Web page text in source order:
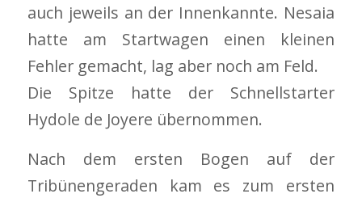
auch jeweils an der Innenkannte. Nesaia
hatte am Startwagen einen kleinen
Fehler gemacht, lag aber noch am Feld.
Die Spitze hatte der Schnellstarter
Hydole de Joyere übernommen.
Nach dem ersten Bogen auf der
Tribünengeraden kam es zum ersten